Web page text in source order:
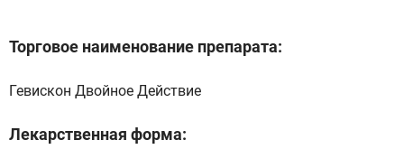
Торговое наименование препарата:
Гевискон Двойное Действие
Лекарственная форма: